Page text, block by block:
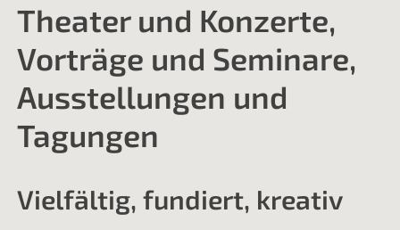
Theater und Konzerte,
Vorträge und Seminare,
Ausstellungen und
Tagungen
Vielfältig, fundiert, kreativ